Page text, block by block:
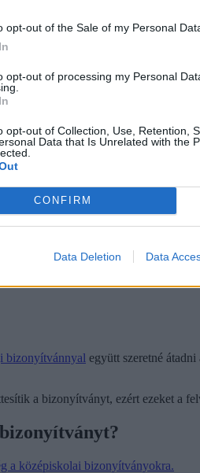
opt-out of the Sale of my Personal
opt-out of processing my Personal
opt-out of Collection, Use, Retention,
Data that Is Unrelated with the
CONFIRM
Data Deletion Data
hiszen ez az érettségire
bizonyítvánnyal együtt szeretné
a bizonyítványt, ezért ezeket a
a középiskolai bizonyítványokra.